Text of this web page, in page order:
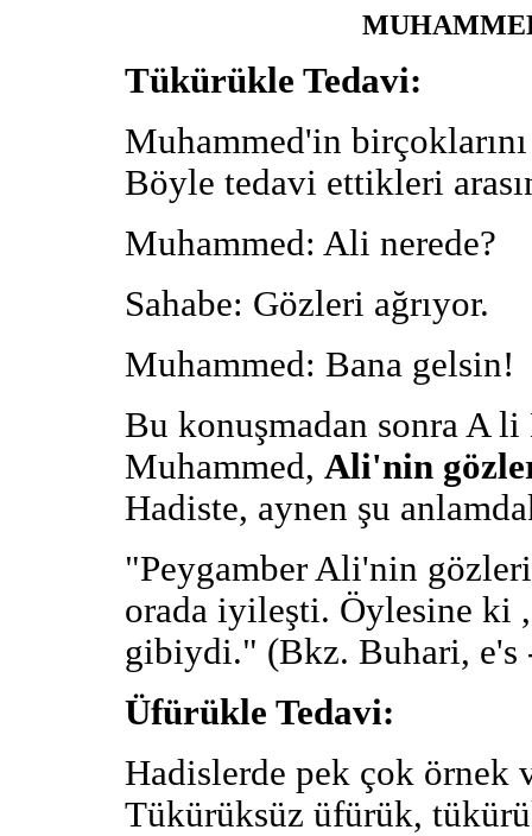
Tükürükle Tedavi:
Muhammed'in
Böyle tedavi ettikleri
Muhammed: Ali nerede?
Sahabe: Gözleri ağrıyor.
Muhammed: Bana gelsin!
Bu konuşmadan sonra A
Muhammed, Ali'nin
Hadiste, aynen şu
"Peygamber Ali'nin
orada iyileşti. Öylesine ki
gibiydi." (Bkz. Buhari, e's
Üfürükle Tedavi:
Hadislerde pek çok örnek
Tükürüksüz üfürük,